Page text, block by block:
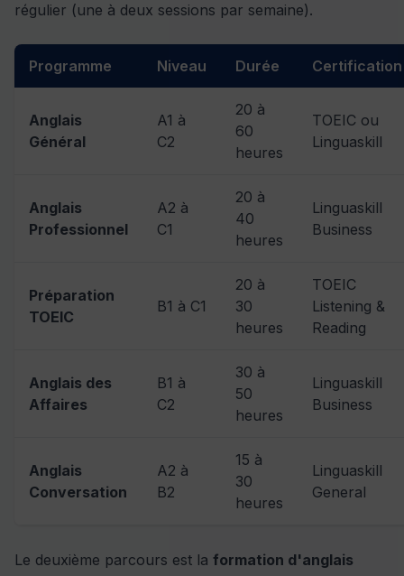
régulier (une à deux sessions par semaine).
Programme Niveau Durée Certification
Anglais
Général
A1 à
C2
20 à
60
heures
TOEIC ou
Linguaskill
Anglais
Professionnel
A2 à
C1
20 à
40
heures
Linguaskill
Business
Préparation
TOEIC
B1 à C1
20 à
30
heures
TOEIC
Listening &
Reading
Anglais des
Affaires
B1 à
C2
30 à
50
heures
Linguaskill
Business
Anglais
Conversation
A2 à
B2
15 à
30
heures
Linguaskill
General
Le deuxième parcours est la formation d'anglais